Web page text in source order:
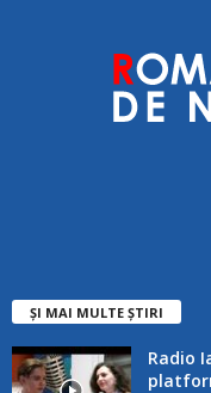
ȘI MAI MULTE ȘTIRI
Radio